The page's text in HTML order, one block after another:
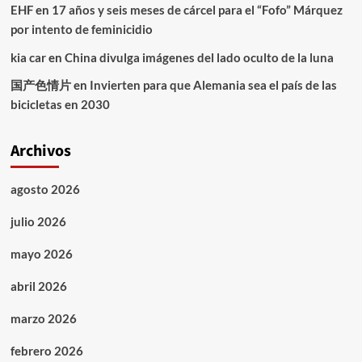
EHFen 17 años y seis meses de cárcel para el “Fofo” Márquez
por intento de feminicidio
kia caren China divulga imágenes del lado oculto de la luna
国产色情片en Invierten para que Alemania sea el país de las
bicicletas en 2030
Archivos
agosto 2026
julio 2026
mayo 2026
abril 2026
marzo 2026
febrero 2026